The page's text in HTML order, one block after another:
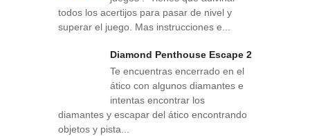
todos los acertijos para pasar de nivel y
superar el juego. Mas instrucciones e...
Diamond Penthouse Escape 2
Te encuentras encerrado en el
ático con algunos diamantes e
intentas encontrar los
diamantes y escapar del ático encontrando
objetos y pista...